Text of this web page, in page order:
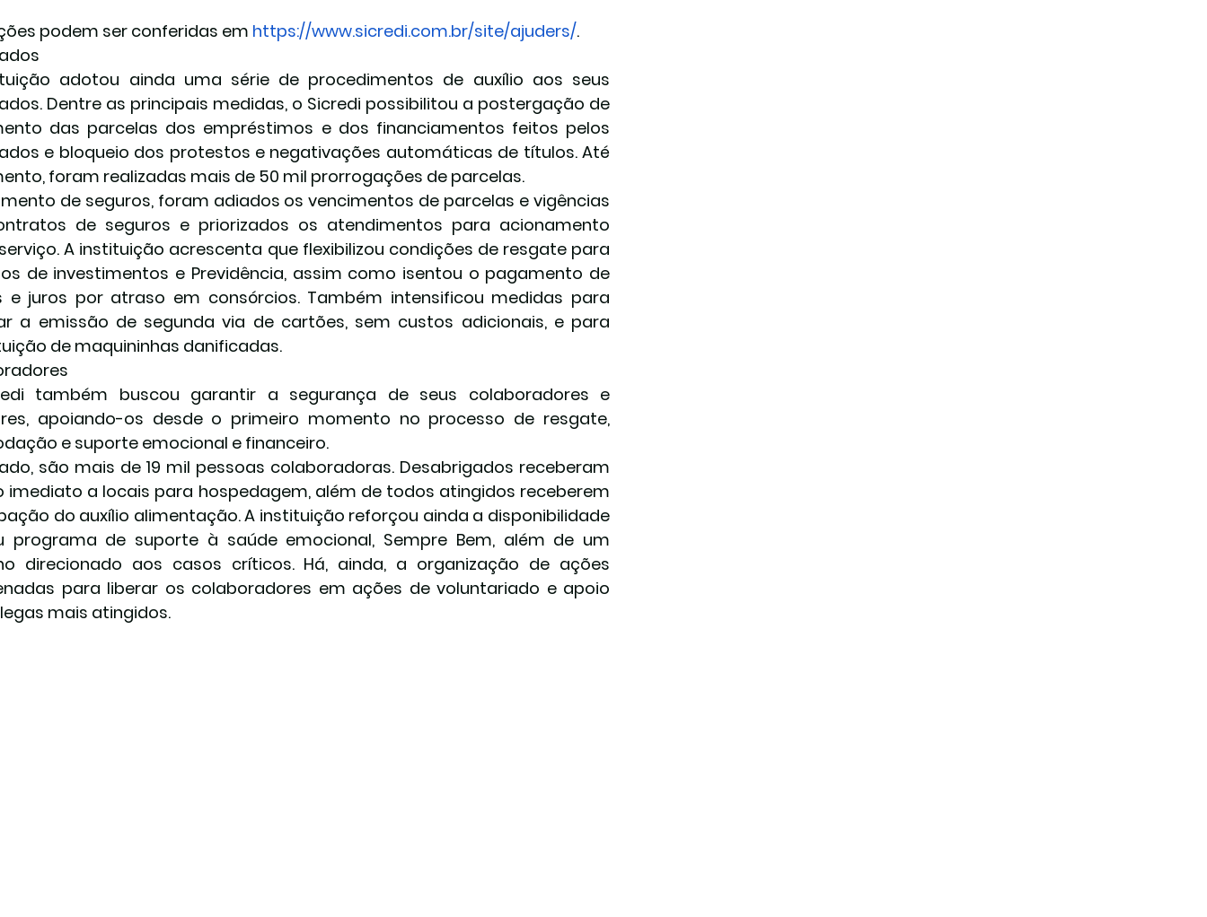
podem ser conferidas em https://www.sicredi.com.br/site/ajuders/.
adotou ainda uma série de procedimentos de auxílio aos seus
Dentre as principais medidas, o Sicredi possibilitou a postergação de
das parcelas dos empréstimos e dos financiamentos feitos pelos
e bloqueio dos protestos e negativações automáticas de títulos. Até
foram realizadas mais de 50 mil prorrogações de parcelas.
de seguros, foram adiados os vencimentos de parcelas e vigências
de seguros e priorizados os atendimentos para acionamento
A instituição acrescenta que flexibilizou condições de resgate para
de investimentos e Previdência, assim como isentou o pagamento de
e juros por atraso em consórcios. Também intensificou medidas para
a emissão de segunda via de cartões, sem custos adicionais, e para
de maquininhas danificadas.
também buscou garantir a segurança de seus colaboradores e
apoiando-os desde o primeiro momento no processo de resgate,
e suporte emocional e financeiro.
são mais de 19 mil pessoas colaboradoras. Desabrigados receberam
imediato a locais para hospedagem, além de todos atingidos receberem
do auxílio alimentação. A instituição reforçou ainda a disponibilidade
programa de suporte à saúde emocional, Sempre Bem, além de um
direcionado aos casos críticos. Há, ainda, a organização de ações
para liberar os colaboradores em ações de voluntariado e apoio
mais atingidos.